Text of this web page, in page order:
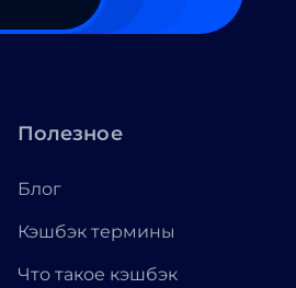
Полезное
Блог
Кэшбэк термины
Что такое кэшбэк